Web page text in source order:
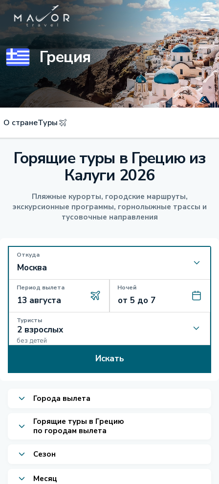
Греция
О странеТуры
Горящие туры в Грецию из
Калуги 2026
Пляжные курорты, городские маршруты,
экскурсионные программы, горнолыжные трассы и
тусовочные направления
Откуда
Период вылета Ночей
Туристы
без детей
Искать
Города вылета
Горящие туры в Грецию
по городам вылета
Сезон
Месяц